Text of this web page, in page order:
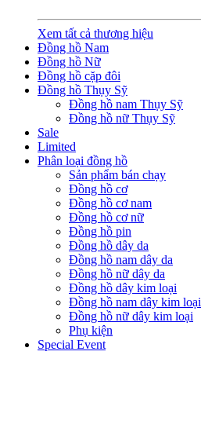
Xem tất cả thương hiệu
Đồng hồ Nam
Đồng hồ Nữ
Đồng hồ cặp đôi
Đồng hồ Thụy Sỹ
Đồng hồ nam Thụy Sỹ
Đồng hồ nữ Thụy Sỹ
Sale
Limited
Phân loại đồng hồ
Sản phẩm bán chạy
Đồng hồ cơ
Đồng hồ cơ nam
Đồng hồ cơ nữ
Đồng hồ pin
Đồng hồ dây da
Đồng hồ nam dây da
Đồng hồ nữ dây da
Đồng hồ dây kim loại
Đồng hồ nam dây kim loại
Đồng hồ nữ dây kim loại
Phụ kiện
Special Event